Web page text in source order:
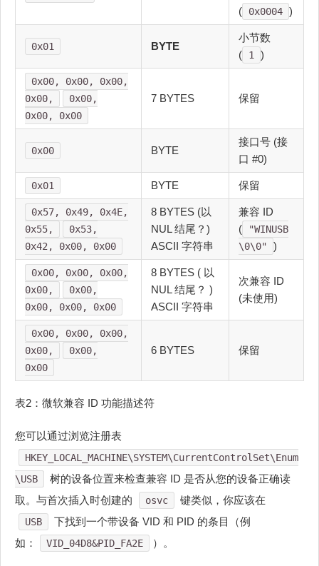
( 0x0004 )
0x01 BYTE
小节数
(
1 )
0x00, 0x00, 0x00,
0x00,
0x00,
0x00, 0x00
7 BYTES 保留
0x00 BYTE
接口号 (接
口 #0)
0x01 BYTE 保留
0x57, 0x49, 0x4E,
0x55,
0x53,
0x42, 0x00, 0x00
8 BYTES (以
NUL 结尾？)
ASCII 字符串
兼容 ID
(
"WINUSB
\0\0"
)
0x00, 0x00, 0x00,
0x00,
0x00,
0x00, 0x00, 0x00
8 BYTES ( 以
NUL 结尾？ )
ASCII 字符串
次兼容 ID
(未使用)
0x00, 0x00, 0x00,
0x00,
0x00,
0x00
6 BYTES 保留
表2：微软兼容 ID 功能描述符
您可以通过浏览注册表
HKEY_LOCAL_MACHINE\SYSTEM\CurrentControlSet\Enum
\USB
树的设备位置来检查兼容 ID 是否从您的设备正确读
取。与首次插入时创建的
osvc 键类似，你应该在
USB
下找到一个带设备 VID 和 PID 的条目（例
如：
VID_04D8&PID_FA2E ）。